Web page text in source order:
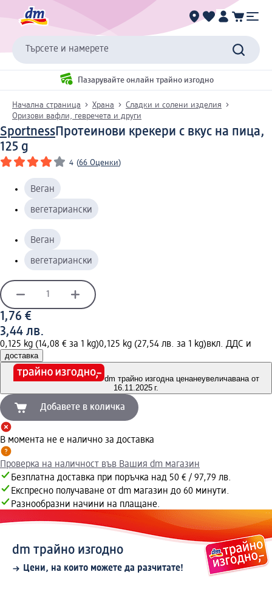
Търсете и намерете
Пазарувайте онлайн трайно изгодно
Начална страница Храна
Сладки и солени изделия
Оризови вафли, гевречета и други
SportnessПротеинови крекери с вкус на пица,
125 g
4 (66 Оценки)
Веган
вегетариански
Веган
вегетариански
1,76 €
3,44 лв.
0,125 kg (14,08 € за 1 kg)0,125 kg (27,54 лв. за 1 kg)вкл. ДДС и
доставка
dm трайно изгодна ценанеувеличавана от
16.11.2025 г.
Добавете в количка
В момента не е налично за доставка
Проверка на наличност във Вашия dm магазин
Безплатна доставка при поръчка над 50 € / 97,79 лв.
Експресно получаване от dm магазин до 60 минути.
Разнообразни начини на плащане.
dm трайно изгодно
Цени, на които можете да разчитате!